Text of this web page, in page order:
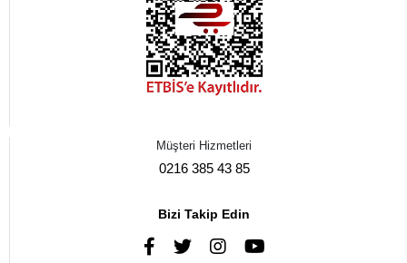
Müşteri Hizmetleri
0216 385 43 85
Bizi Takip Edin